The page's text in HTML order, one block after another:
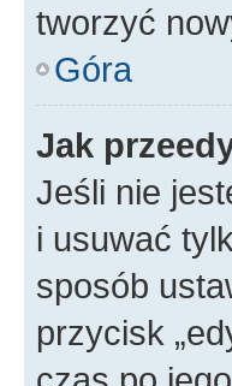
tworzyć
Góra
Jak
Jeśli nie
i usuwać
sposób
przycisk